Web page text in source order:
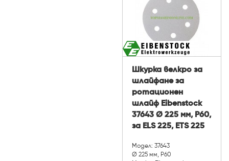
Шкурка велкро за
шлайфане за
ротационен
шлайф Eibenstock
37643 Ø 225 мм, P60,
за ELS 225, ETS 225
Модел: 37643
Ø 225 мм, P60